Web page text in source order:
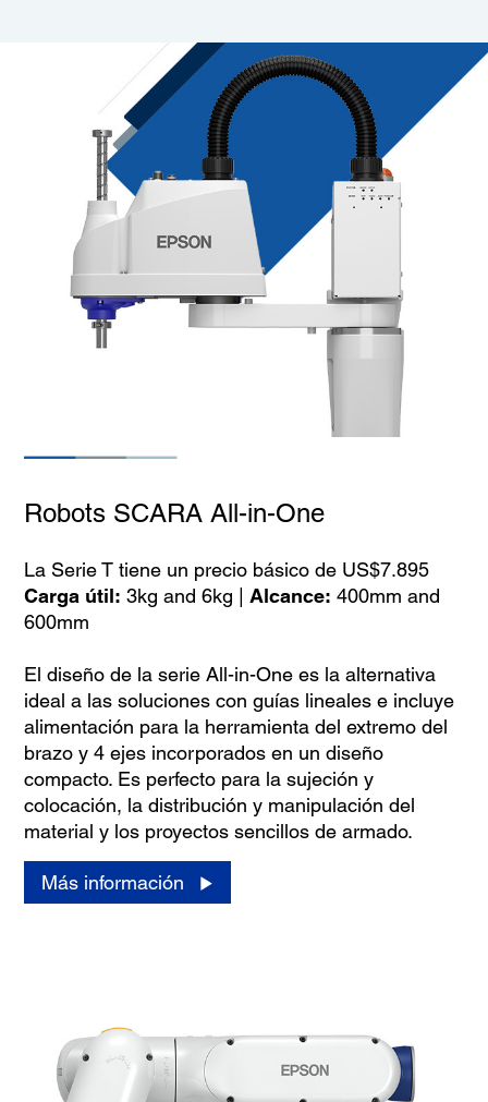
Robots SCARA All-in-One
La Serie T tiene un precio básico de US$7.895
Carga útil: 3kg and 6kg | Alcance: 400mm and
600mm
El diseño de la serie All-in-One es la alternativa
ideal a las soluciones con guías lineales e incluye
alimentación para la herramienta del extremo del
brazo y 4 ejes incorporados en un diseño
compacto. Es perfecto para la sujeción y
colocación, la distribución y manipulación del
material y los proyectos sencillos de armado.
Más información